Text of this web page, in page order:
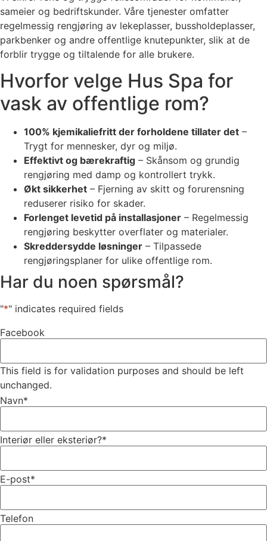
sameier og bedriftskunder. Våre tjenester omfatter
regelmessig rengjøring av lekeplasser, bussholdeplasser,
parkbenker og andre offentlige knutepunkter, slik at de
forblir trygge og tiltalende for alle brukere.
Hvorfor velge Hus Spa for
vask av offentlige rom?
100% kjemikaliefritt der forholdene tillater det –
Trygt for mennesker, dyr og miljø.
Effektivt og bærekraftig – Skånsom og grundig
rengjøring med damp og kontrollert trykk.
Økt sikkerhet – Fjerning av skitt og forurensning
reduserer risiko for skader.
Forlenget levetid på installasjoner – Regelmessig
rengjøring beskytter overflater og materialer.
Skreddersydde løsninger – Tilpassede
rengjøringsplaner for ulike offentlige rom.
Har du noen spørsmål?
"*" indicates required fields
Facebook
This field is for validation purposes and should be left
unchanged.
Navn*
Interiør eller eksteriør?*
E-post*
Telefon